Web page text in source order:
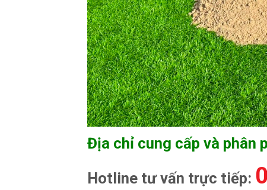
Địa chỉ cung cấp và phân
Hotline tư vấn trực tiếp: